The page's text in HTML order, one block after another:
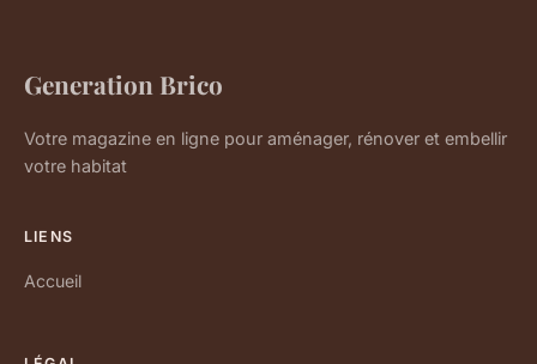
Generation Brico
Votre magazine en ligne pour aménager, rénover et embellir
votre habitat
LIENS
Accueil